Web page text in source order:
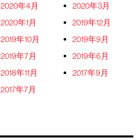
2020年4月
2020年3月
2020年1月
2019年12月
2019年10月
2019年9月
2019年7月
2019年6月
2018年11月
2017年9月
2017年7月